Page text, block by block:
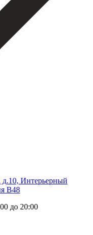
д.10, Интерьерный
В48
до 20:00